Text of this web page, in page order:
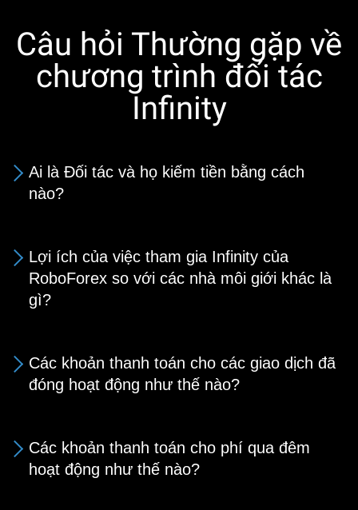
Câu hỏi Thường gặp về
chương trình đối tác
Infinity
Ai là Đối tác và họ kiếm tiền bằng cách
nào?
Lợi ích của việc tham gia Infinity của
RoboForex so với các nhà môi giới khác là
gì?
Các khoản thanh toán cho các giao dịch đã
đóng hoạt động như thế nào?
Các khoản thanh toán cho phí qua đêm
hoạt động như thế nào?